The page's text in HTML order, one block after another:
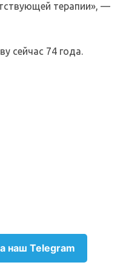
терапии», —
сейчас 74 года.
наш Telegram